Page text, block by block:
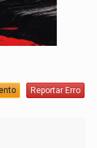
Reportar Erro